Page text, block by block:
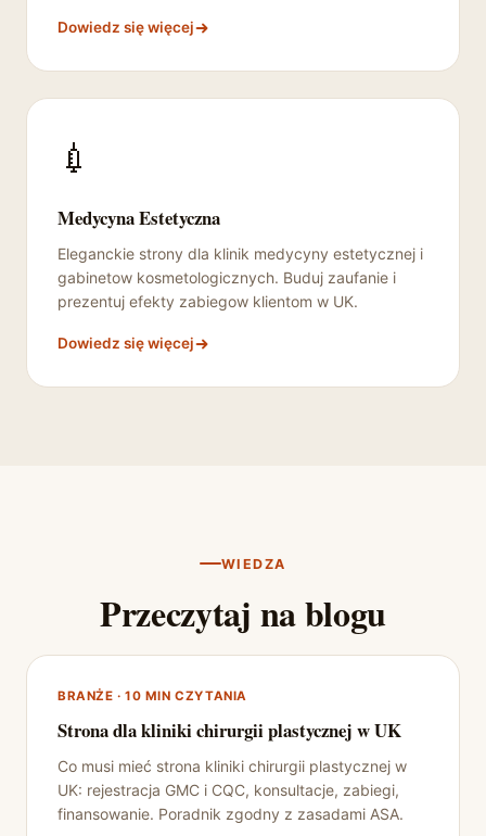
Dowiedz się więcej
💉
Medycyna Estetyczna
Eleganckie strony dla klinik medycyny estetycznej i
gabinetow kosmetologicznych. Buduj zaufanie i
prezentuj efekty zabiegow klientom w UK.
Dowiedz się więcej
WIEDZA
Przeczytaj na blogu
BRANŻE · 10 MIN CZYTANIA
Strona dla kliniki chirurgii plastycznej w UK
Co musi mieć strona kliniki chirurgii plastycznej w
UK: rejestracja GMC i CQC, konsultacje, zabiegi,
finansowanie. Poradnik zgodny z zasadami ASA.